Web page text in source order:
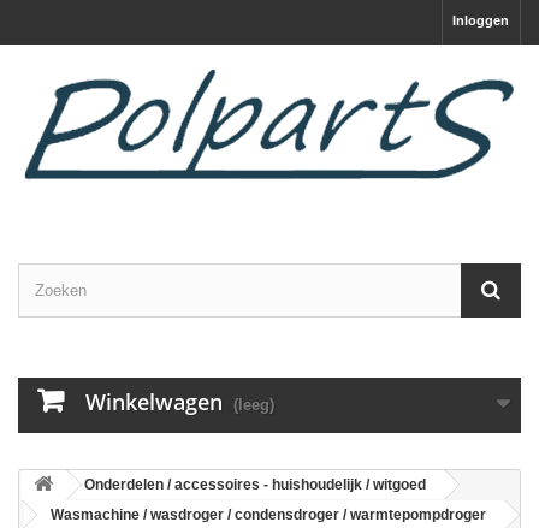
Inloggen
Winkelwagen (leeg)
Onderdelen / accessoires - huishoudelijk / witgoed
Wasmachine / wasdroger / condensdroger / warmtepompdroger